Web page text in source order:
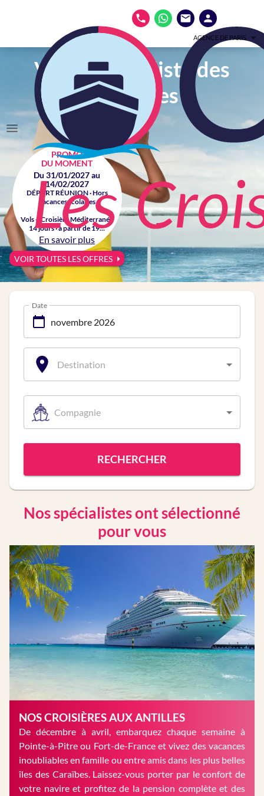
AGENCE DE PARIS
Votre spécialiste des
croisières
PROMO
DU MOMENT
Du 31/01/2027 au
14/02/2027
DÉPART RÉUNION · Hors
vacances scolaires
Vols + Croisière Méditerranée
14 jours · à partir de 19...
En savoir plus
VOIR TOUTES LES OFFRES
Date
Destination
Compagnie
RECHERCHER
Nos spécialistes ont sélectionné
pour vous
NOS CROISIÈRES AUX ANTILLES
De décembre à avril, embarquez chaque semaine à
Pointe-à-Pitre ou Fort-de-France et vivez des vacances
inoubliables en famille ou entre amis dans les plus belles
îles des Caraïbes. Laissez-vous porter par le confort de
votre navire et profitez de la pension complète et des